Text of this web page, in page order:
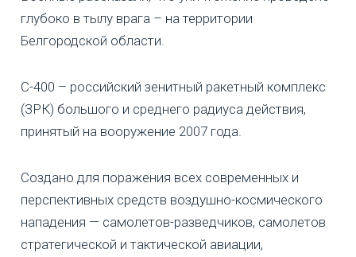
глубоко в тылу врага – на территории
Белгородской области.
С-400 – российский зенитный ракетный комплекс
(ЗРК) большого и среднего радиуса действия,
принятый на вооружение 2007 года.
Создано для поражения всех современных и
перспективных средств воздушно-космического
нападения — самолетов-разведчиков, самолетов
стратегической и тактической авиации,